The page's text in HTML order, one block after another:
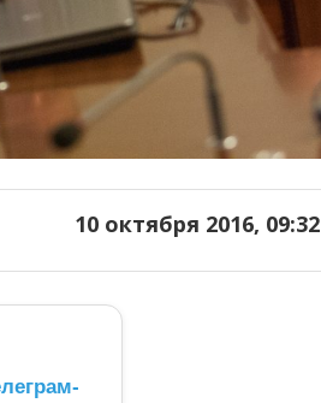
10 октября 2016, 09:32